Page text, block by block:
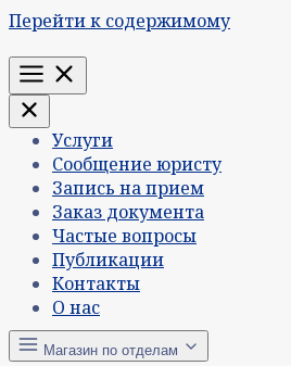
Перейти к содержимому
Меню
Услуги
Сообщение юристу
Запись на прием
Заказ документа
Частые вопросы
Публикации
Контакты
О нас
Магазин по отделам